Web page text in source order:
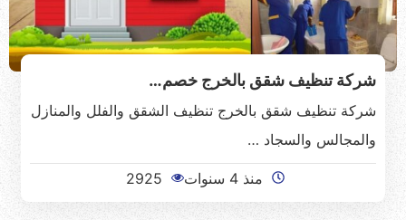
شركة تنظيف شقق بالخرج خصم…
شركة تنظيف شقق بالخرج تنظيف الشقق والفلل والمنازل
والمجالس والسجاد …
منذ 4 سنوات 2925